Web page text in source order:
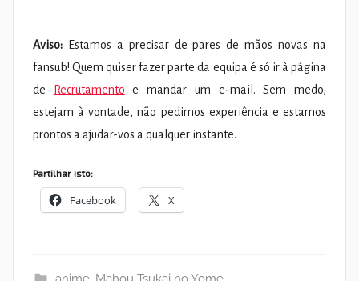
Aviso: Estamos a precisar de pares de mãos novas na
fansub! Quem quiser fazer parte da equipa é só ir à página
de
Recrutamento e mandar um e-mail. Sem medo,
estejam à vontade, não pedimos experiência e estamos
prontos a ajudar-vos a qualquer instante.
Partilhar isto:
Facebook X